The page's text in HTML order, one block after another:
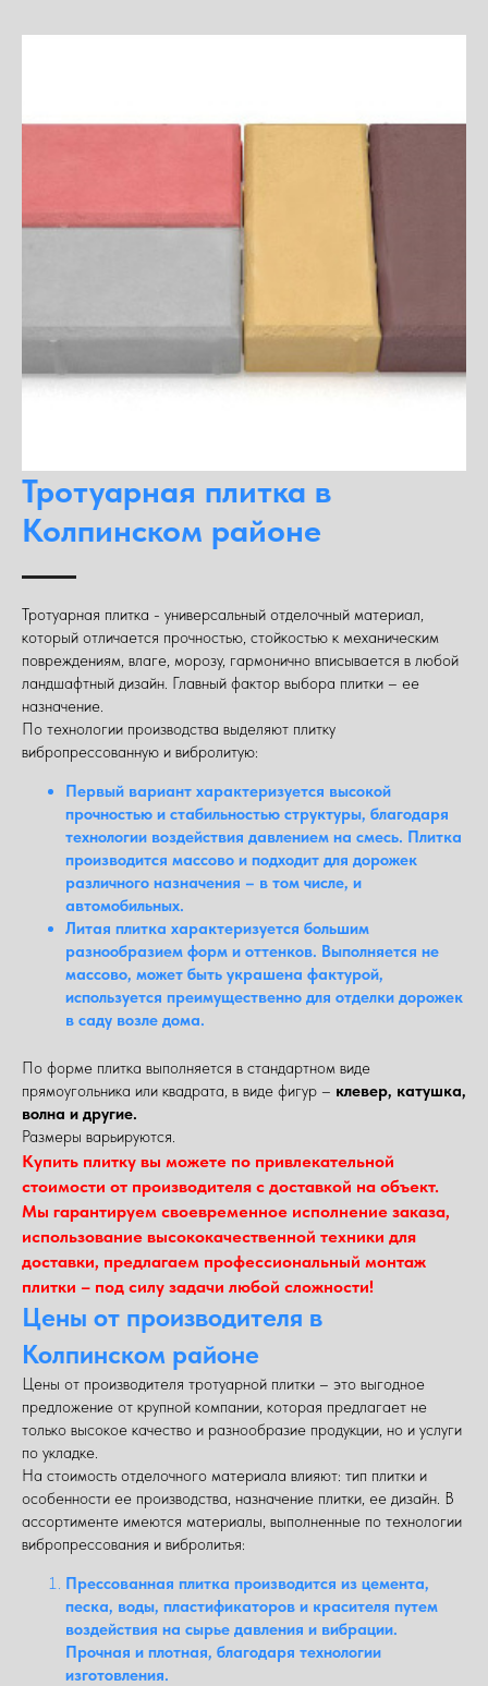
Тротуарная плитка в
Колпинском районе
Тротуарная плитка - универсальный отделочный материал,
который отличается прочностью, стойкостью к механическим
повреждениям, влаге, морозу, гармонично вписывается в любой
ландшафтный дизайн. Главный фактор выбора плитки – ее
назначение.
По технологии производства выделяют плитку
вибропрессованную и вибролитую:
Первый вариант характеризуется высокой
прочностью и стабильностью структуры, благодаря
технологии воздействия давлением на смесь. Плитка
производится массово и подходит для дорожек
различного назначения – в том числе, и
автомобильных.
Литая плитка характеризуется большим
разнообразием форм и оттенков. Выполняется не
массово, может быть украшена фактурой,
используется преимущественно для отделки дорожек
в саду возле дома.
По форме плитка выполняется в стандартном виде
прямоугольника или квадрата, в виде фигур – клевер, катушка,
волна и другие.
Размеры варьируются.
Купить плитку вы можете по привлекательной
стоимости от производителя с доставкой на объект.
Мы гарантируем своевременное исполнение заказа,
использование высококачественной техники для
доставки, предлагаем профессиональный монтаж
плитки – под силу задачи любой сложности!
Цены от производителя в
Колпинском районе
Цены от производителя тротуарной плитки – это выгодное
предложение от крупной компании, которая предлагает не
только высокое качество и разнообразие продукции, но и услуги
по укладке.
На стоимость отделочного материала влияют: тип плитки и
особенности ее производства, назначение плитки, ее дизайн. В
ассортименте имеются материалы, выполненные по технологии
вибропрессования и вибролитья:
Прессованная плитка производится из цемента,
песка, воды, пластификаторов и красителя путем
воздействия на сырье давления и вибрации.
Прочная и плотная, благодаря технологии
изготовления.